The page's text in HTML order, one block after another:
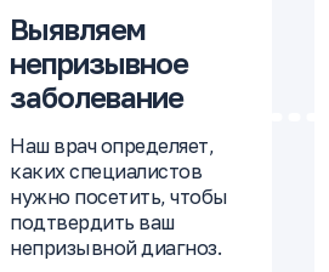
Выявляем
непризывное
заболевание
Наш врач определяет,
каких специалистов
нужно посетить, чтобы
подтвердить ваш
непризывной диагноз.